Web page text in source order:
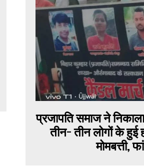
प्रजापति समाज ने
तीन- तीन लोगों के हुई
मोमबत्ती,